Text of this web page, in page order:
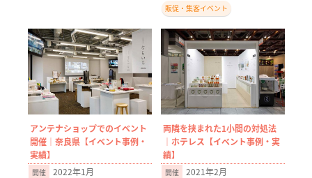
販促・集客イベント
アンテナショップでのイベント
開催｜奈良県【イベント事例・
実績】
2022年1月
両隣を挟まれた1小間の対処法
｜ホテレス【イベント事例・実
績】
2021年2月